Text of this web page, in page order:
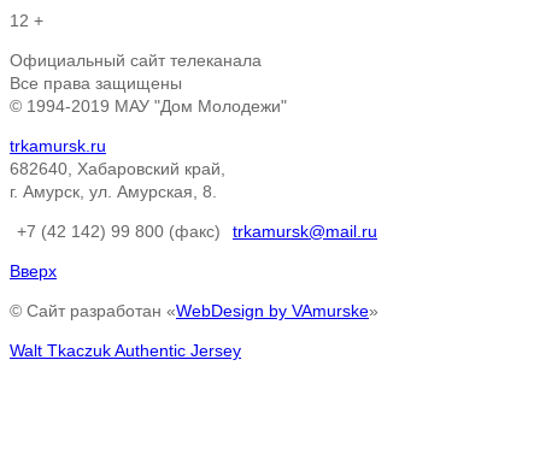
12 +
Официальный сайт телеканала
Все права защищены
© 1994-2019 МАУ "Дом Молодежи"
trkamursk.ru
682640, Хабаровский край,
г. Амурск, ул. Амурская, 8.
+7 (42 142) 99 800 (факс) trkamursk@mail.ru
Вверх
© Сайт разработан «WebDesign by VAmurske»
Walt Tkaczuk Authentic Jersey